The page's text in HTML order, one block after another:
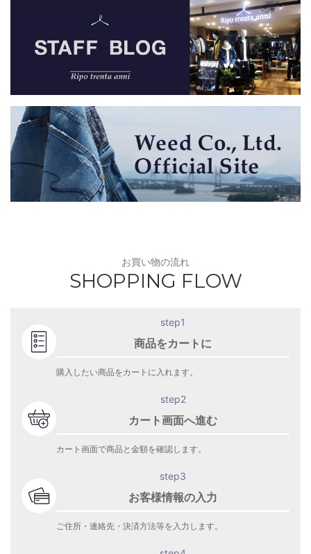
お買い物の流れ
SHOPPING FLOW
step1
商品をカートに
購入したい商品をカートに入れます。
step2
カート画面へ進む
カート画面で商品と金額を確認します。
step3
お客様情報の入力
ご住所・連絡先・決済方法等を入力します。